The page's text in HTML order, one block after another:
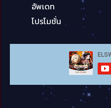
อัพเดท
โปรโมชั่น